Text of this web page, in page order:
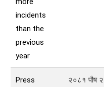
incidents
than the
previous
year
Press
२०८१ पौष